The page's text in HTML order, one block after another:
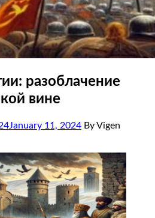
разоблачение
вине
January 11, 2024 By Vigen